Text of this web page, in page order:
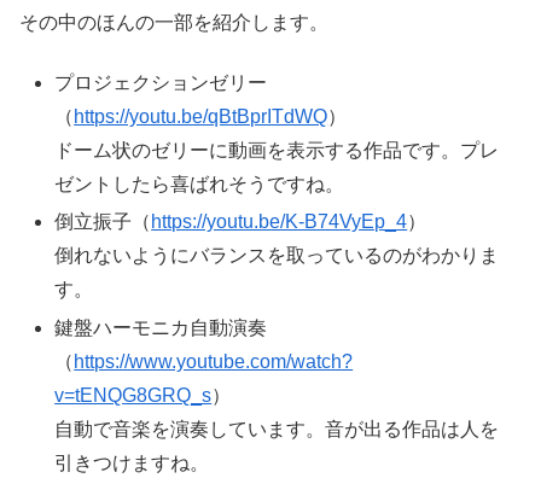
その中のほんの一部を紹介します。
プロジェクションゼリー
（ https://youtu.be/qBtBprITdWQ）
ドーム状のゼリーに動画を表示する作品です。プレ
ゼントしたら喜ばれそうですね。
倒立振子（ https://youtu.be/K-B74VyEp_4）
倒れないようにバランスを取っているのがわかりま
す。
鍵盤ハーモニカ自動演奏
（ https://www.youtube.com/watch?
v=tENQG8GRQ_s）
自動で音楽を演奏しています。音が出る作品は人を
引きつけますね。